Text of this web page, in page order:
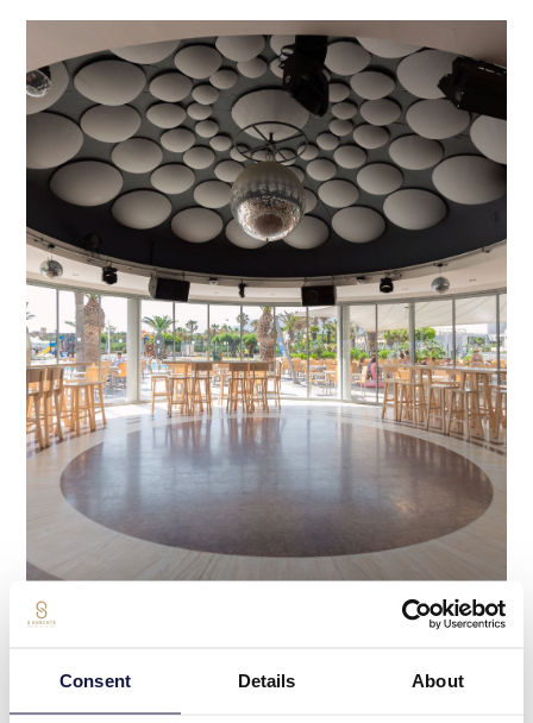
Consent Details About